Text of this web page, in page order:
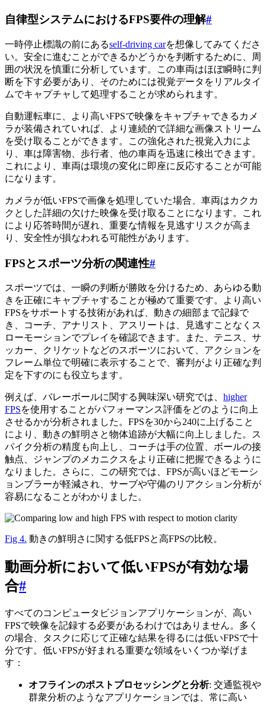
自律型システムにおけるFPS要件の理解#
一時停止標識の前にあるself-driving carを想像してみてくださ
い。安全に進むことができるかどうかを判断するために、周
囲の状況を慎重に分析しています。この車両はほぼ瞬時に判
断を下す必要があり、そのためには視覚データをリアルタイ
ムでキャプチャして処理することが求められます。
自動運転車に、より高いFPSで映像をキャプチャできるカメ
ラが装備されていれば、より連続的で詳細な画像ストリーム
を受け取ることができます。この強化された視覚入力によ
り、車は障害物、歩行者、他の車両を迅速に検出できます。
これにより、車両は環境の変化に即座に反応することが可能
になります。
カメラが低いFPSで画像を処理していた場合、車両はカクカ
クとした詳細の欠けた映像を受け取ることになります。これ
により応答時間が遅れ、重要な情報を見逃すリスクが高ま
り、安全性が損なわれる可能性があります。
FPSとスポーツ分析の関連性#
スポーツでは、一瞬の判断が勝敗を分けるため、あらゆる動
きを正確にキャプチャすることが極めて重要です。より高い
FPSをサポートする技術があれば、動きの細部まで記録で
き、コーチ、アナリスト、アスリートは、見逃すことなくス
ローモーションでプレイを確認できます。また、テニス、サ
ッカー、クリケットなどのスポーツにおいて、アクションを
フレーム単位で明確に表示することで、審判がより正確な判
定を下すのにも役立ちます。
例えば、バレーボールに関する興味深い研究では、 higher
FPSを使用することがパフォーマンス評価をどのように向上
させるかが分析されました。FPSを30から240に上げること
により、動きの鮮明さと物体追跡が大幅に向上しました。ス
パイク分析の精度も向上し、コーチは手の位置、ボールの接
触点、ジャンプのメカニクスをより正確に把握できるように
なりました。さらに、この研究では、FPSが高いほどモーシ
ョンブラーが軽減され、サーブや守備のリアクション分析が
容易になることがわかりました。
Fig 4. 動きの鮮明さに関する低FPSと高FPSの比較。
動画分析において低いFPSが有効な場
合#
すべてのコンピュータビジョンアプリケーションが、高い
FPSで映像を記録する必要があるわけではありません。多く
の場合、タスクに応じて正確な結果を得るには低いFPSで十
分です。低いFPSが好まれる重要な領域をいくつか挙げま
す：
オフラインのポストプロセッシングと分析: 交通監視や
群衆分析のようなアプリケーションでは、常に高い